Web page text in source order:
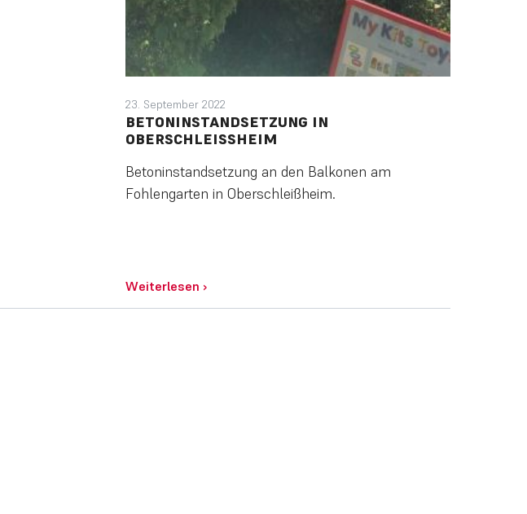
23. September 2022
BETONINSTANDSETZUNG IN
OBERSCHLEISSHEIM
Betoninstandsetzung an den Balkonen am
Fohlengarten in Oberschleißheim.
Weiterlesen ›